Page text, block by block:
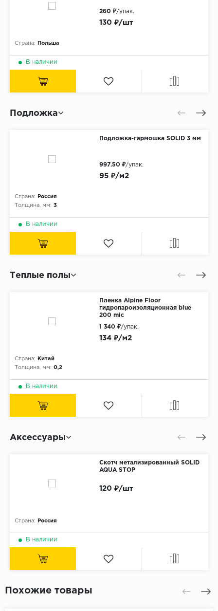
Страна: Польша
130 ₽/шт
260 ₽/упак.
В наличии
Подложка
Подложка-гармошка SOLID 3 мм
Страна:
Россия
Толщина, мм: 3
95 ₽/м2
997.50 ₽/упак.
В наличии
Теплые полы
Пленка Alpine Floor
гидропароизоляционная blue
200 mic
Страна:
Китай
Толщина, мм: 0,2
134 ₽/м2
1 340 ₽/упак.
В наличии
Аксессуары
Скотч метализированный SOLID
AQUA STOP
Страна: Россия
120 ₽/шт
В наличии
Похожие товары